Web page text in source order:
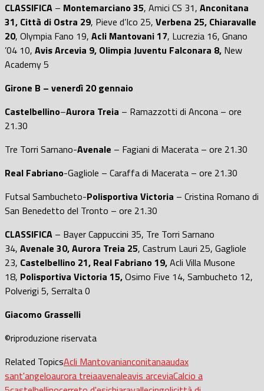
CLASSIFICA – Montemarciano 35, Amici CS 31, Anconitana
31, Città di Ostra 29, Pieve d’Ico 25, Verbena 25, Chiaravalle
20, Olympia Fano 19, Acli Mantovani 17, Lucrezia 16, Gnano
’04 10, Avis Arcevia 9, Olimpia Juventu Falconara 8, New
Academy 5
Girone B – venerdì 20 gennaio
Castelbellino–Aurora Treia – Ramazzotti di Ancona – ore
21.30
Tre Torri Sarnano-Avenale – Fagiani di Macerata – ore 21.30
Real Fabriano-Gagliole – Caraffa di Macerata – ore 21.30
Futsal Sambucheto-Polisportiva Victoria – Cristina Romano di
San Benedetto del Tronto – ore 21.30
CLASSIFICA – Bayer Cappuccini 35, Tre Torri Sarnano
34, Avenale 30, Aurora Treia 25, Castrum Lauri 25, Gagliole
23, Castelbellino 21, Real Fabriano 19,Acli Villa Musone
18, Polisportiva Victoria 15,Osimo Five 14, Sambucheto 12,
Polverigi 5, Serralta 0
Giacomo Grasselli
©riproduzione riservata
Related TopicsAcli Mantovanianconitanaaudax
sant'angeloaurora treiaavenaleavis arceviaCalcio a